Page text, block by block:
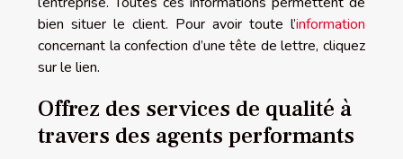
bien situer le client. Pour avoir toute l’information
concernant la confection d’une tête de lettre, cliquez
sur le lien.
Offrez des services de qualité à
travers des agents performants